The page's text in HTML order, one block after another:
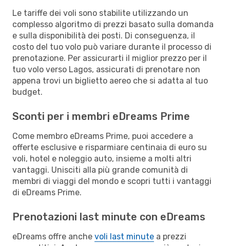
Le tariffe dei voli sono stabilite utilizzando un
complesso algoritmo di prezzi basato sulla domanda
e sulla disponibilità dei posti. Di conseguenza, il
costo del tuo volo può variare durante il processo di
prenotazione. Per assicurarti il miglior prezzo per il
tuo volo verso Lagos, assicurati di prenotare non
appena trovi un biglietto aereo che si adatta al tuo
budget.
Sconti per i membri eDreams Prime
Come membro eDreams Prime, puoi accedere a
offerte esclusive e risparmiare centinaia di euro su
voli, hotel e noleggio auto, insieme a molti altri
vantaggi. Unisciti alla più grande comunità di
membri di viaggi del mondo e scopri tutti i vantaggi
di eDreams Prime.
Prenotazioni last minute con eDreams
eDreams offre anche voli last minute a prezzi